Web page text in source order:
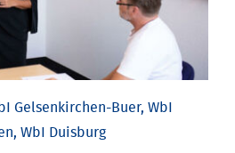
Gelsenkirchen-Buer, WbI
WbI Duisburg